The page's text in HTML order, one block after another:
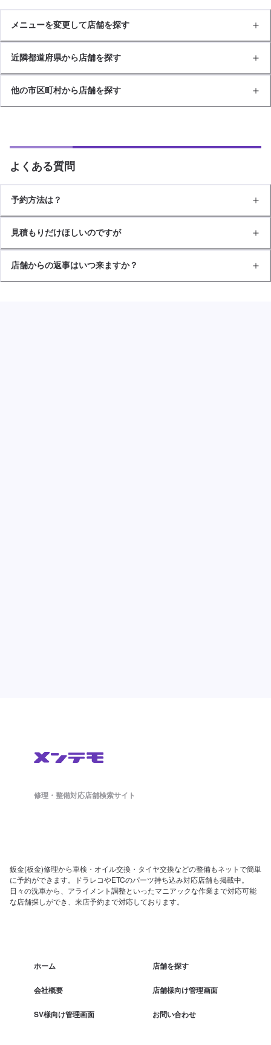
メニューを変更して店舗を探す
近隣都道府県から店舗を探す
他の市区町村から店舗を探す
よくある質問
予約方法は？
見積もりだけほしいのですが
店舗からの返事はいつ来ますか？
修理・整備対応店舗検索サイト
鈑金(板金)修理から車検・オイル交換・タイヤ交換などの整備もネットで簡単
に予約ができます。ドラレコやETCのパーツ持ち込み対応店舗も掲載中。
日々の洗車から、アライメント調整といったマニアックな作業まで対応可能
な店舗探しができ、来店予約まで対応しております。
ホーム 店舗を探す
会社概要 店舗様向け管理画面
SV様向け管理画面 お問い合わせ